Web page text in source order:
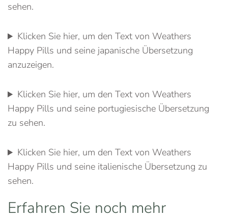
sehen.
Klicken Sie hier, um den Text von Weathers
Happy Pills und seine japanische Übersetzung
anzuzeigen.
Klicken Sie hier, um den Text von Weathers
Happy Pills und seine portugiesische Übersetzung
zu sehen.
Klicken Sie hier, um den Text von Weathers
Happy Pills und seine italienische Übersetzung zu
sehen.
Erfahren Sie noch mehr